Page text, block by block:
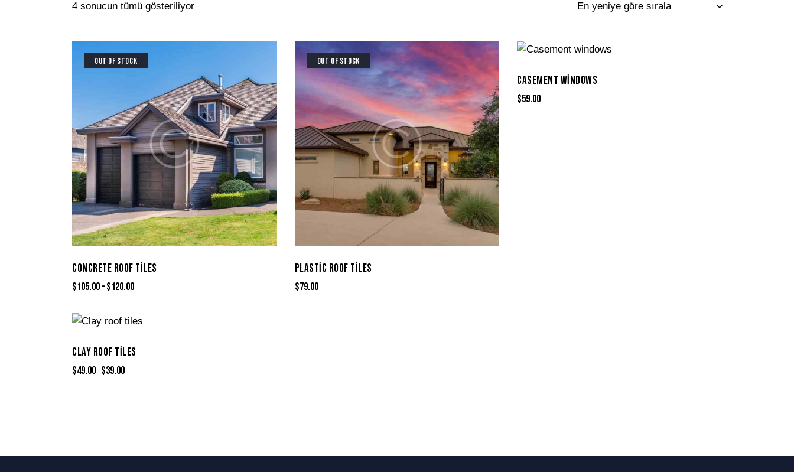
4 sonucun tümü gösteriliyor
OUT OF STOCK
CONCRETE ROOF TILES
$105.00–$120.00
OUT OF STOCK
PLASTIC ROOF TILES
$79.00
CASEMENT WINDOWS
$59.00
CLAY ROOF TILES
$49.00 $39.00